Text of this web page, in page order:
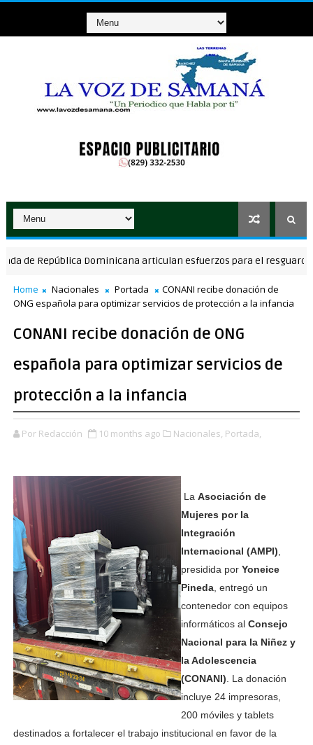
República Dominicana articulan esfuerzos para el resguardo
Home Nacionales Portada
CONANI recibe donación de
ONG española para optimizar servicios de protección a la infancia
CONANI recibe donación de ONG
española para optimizar servicios de
protección a la infancia
Por Redacción 10 months ago Nacionales, Portada,
La Asociación de
Mujeres por la
Integración
Internacional (AMPI)
presidida porYoneice
Pineda, entregó un
contenedor con equipos
informáticos al Consejo
Nacional para la Niñez y
la Adolescencia
(CONANI) . La donación
incluye 24 impresoras,
200 móviles y tablets
destinados a fortalecer el trabajo institucional en favor de la